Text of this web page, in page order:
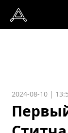
2024-08-10 |